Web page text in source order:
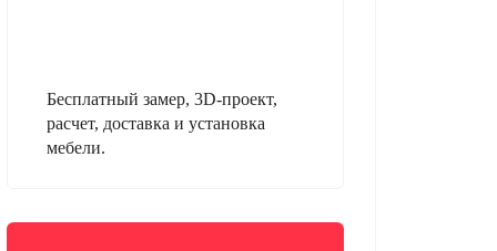
Бесплатный замер, 3D-проект,
расчет, доставка и установка
мебели.